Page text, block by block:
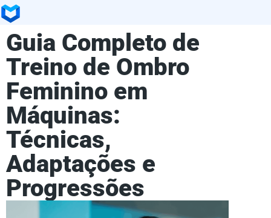
Guia Completo de
Treino de Ombro
Feminino em
Máquinas:
Técnicas,
Adaptações e
Progressões